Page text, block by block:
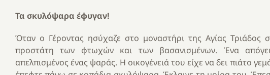
Τα σκυλόψαρα έφυγαν!
Όταν ο Γέροντας ησύχαζε στο μοναστήρι της Αγίας Τριάδος
προστάτη των φτωχών και των βασανισμένων. Ένα
απελπισμένος ένας ψαράς. Η οικογένειά του είχε να δει πιάτο